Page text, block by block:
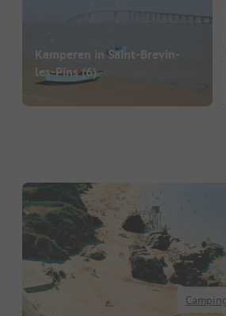
Kamperen in Saint-Brevin-
les-Pins(6)